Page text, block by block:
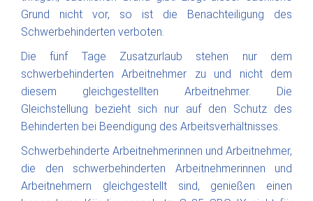
Grund nicht vor, so ist die Benachteiligung des
Schwerbehinderten verboten.
Die fünf Tage Zusatzurlaub stehen nur dem
schwerbehinderten Arbeitnehmer zu und nicht dem
diesem gleichgestellten Arbeitnehmer. Die
Gleichstellung bezieht sich nur auf den Schutz des
Behinderten bei Beendigung des Arbeitsverhältnisses.
Schwerbehinderte Arbeitnehmerinnen und Arbeitnehmer,
die den schwerbehinderten Arbeitnehmerinnen und
Arbeitnehmern gleichgestellt sind, genießen einen